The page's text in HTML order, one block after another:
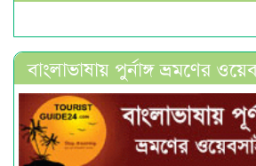
বাংলাভাষায় পুর্নাঙ্গ ভ্রমণের